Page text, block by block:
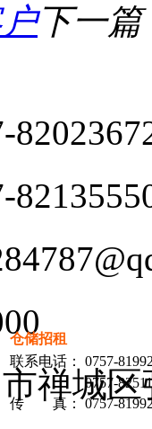
下一篇
禅城
仓储招租
联系电话：
0757-
0757-
传 真： 0757-